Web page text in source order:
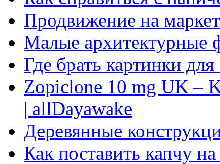
Продвижение на
Малые архитектурные
Где брать картинки
Zopiclone 10 mg UK –
| allDayawake
Деревянные
Как поставить капчу